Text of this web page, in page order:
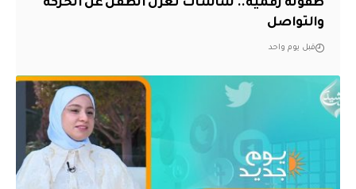
طفولة رقمية.. شاشات تعزل الطفل عن الحركة
والتواصل
قبل يوم واحد